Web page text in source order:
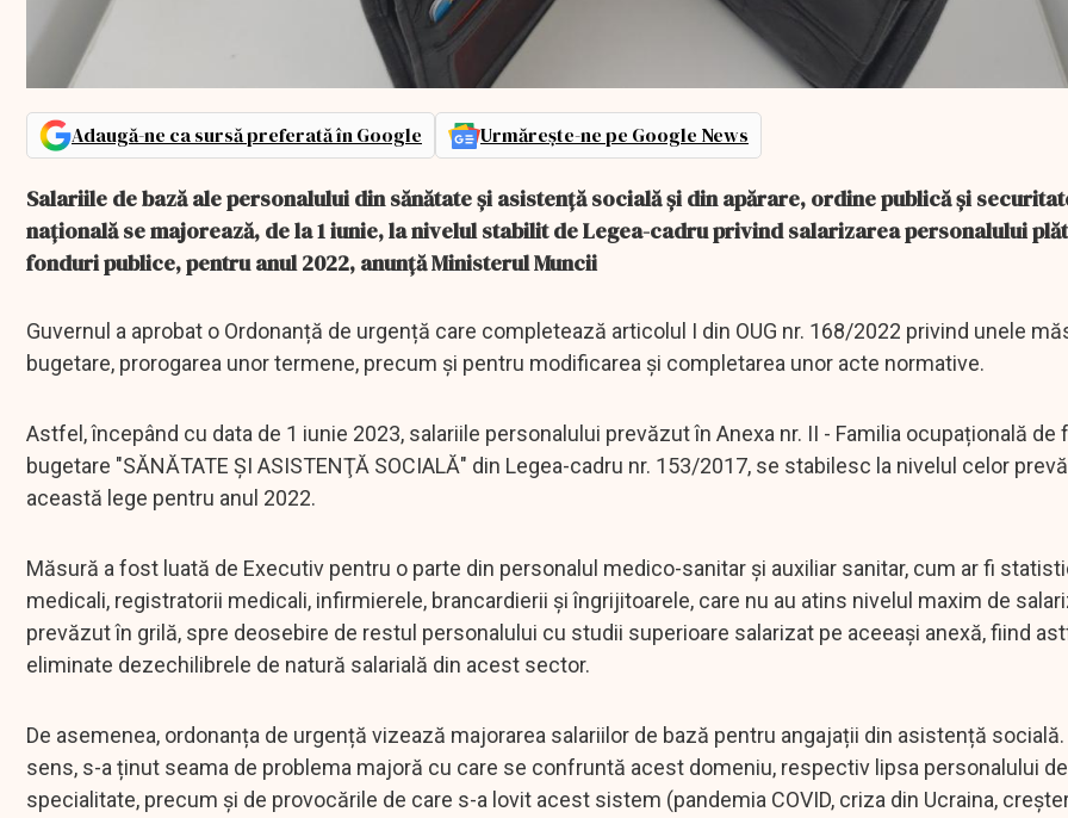
Adaugă-ne ca sursă preferată în Google Urmărește-ne pe Google News
Salariile de bază ale personalului din sănătate și asistență socială și din apărare, ordine publică și
națională se majorează, de la 1 iunie, la nivelul stabilit de Legea-cadru privind salarizarea personalului
fonduri publice, pentru anul 2022, anunţă Ministerul Muncii
Guvernul a aprobat o Ordonanță de urgență care completează articolul I din OUG nr. 168/2022 privind unele
bugetare, prorogarea unor termene, precum şi pentru modificarea şi completarea unor acte normative.
Astfel, începând cu data de 1 iunie 2023, salariile personalului prevăzut în Anexa nr. II - Familia ocupațională de
bugetare "SĂNĂTATE ŞI ASISTENŢĂ SOCIALĂ" din Legea-cadru nr. 153/2017, se stabilesc la nivelul celor
această lege pentru anul 2022.
Măsură a fost luată de Executiv pentru o parte din personalul medico-sanitar și auxiliar sanitar, cum ar fi
medicali, registratorii medicali, infirmierele, brancardierii și îngrijitoarele, care nu au atins nivelul maxim de
prevăzut în grilă, spre deosebire de restul personalului cu studii superioare salarizat pe aceeași anexă, fiind
eliminate dezechilibrele de natură salarială din acest sector.
De asemenea, ordonanța de urgență vizează majorarea salariilor de bază pentru angajații din asistență
sens, s-a ținut seama de problema majoră cu care se confruntă acest domeniu, respectiv lipsa personalului de
specialitate, precum și de provocările de care s-a lovit acest sistem (pandemia COVID, criza din Ucraina,